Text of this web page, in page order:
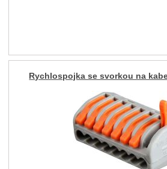
Rychlospojka se svorkou na